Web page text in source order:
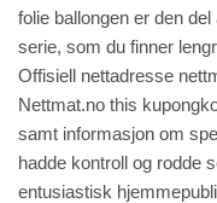
folie ballongen er den del
serie, som du finner
Offisiell nettadresse
Nettmat.no this
samt informasjon om
hadde kontroll og rodde
entusiastisk